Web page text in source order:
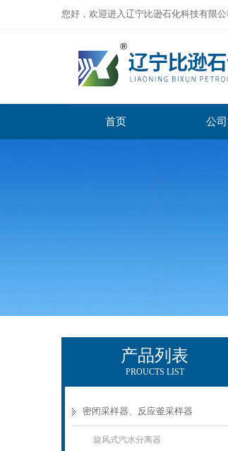
您好，欢迎进入辽宁比逊石化科技有限公
首页 公
产品列表
PROUCTS LIST
密闭采样器、反应釜采样器
旋风式汽水分离器